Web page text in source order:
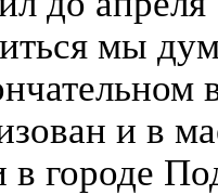
мы
и в
в городе